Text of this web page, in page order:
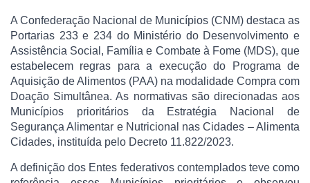
A Confederação Nacional de Municípios (CNM) destaca as
Portarias 233 e 234 do Ministério do Desenvolvimento e
Assistência Social, Família e Combate à Fome (MDS), que
estabelecem regras para a execução do Programa de
Aquisição de Alimentos (PAA) na modalidade Compra com
Doação Simultânea. As normativas são direcionadas aos
Municípios prioritários da Estratégia Nacional de
Segurança Alimentar e Nutricional nas Cidades – Alimenta
Cidades, instituída pelo Decreto 11.822/2023.
A definição dos Entes federativos contemplados teve como